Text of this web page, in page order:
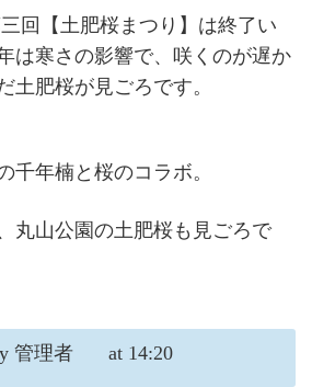
回【土肥桜まつり】は終了い
は寒さの影響で、咲くのが遅か
土肥桜が見ごろです。
千年楠と桜のコラボ。
丸山公園の土肥桜も見ごろで
管理者 at 14:20